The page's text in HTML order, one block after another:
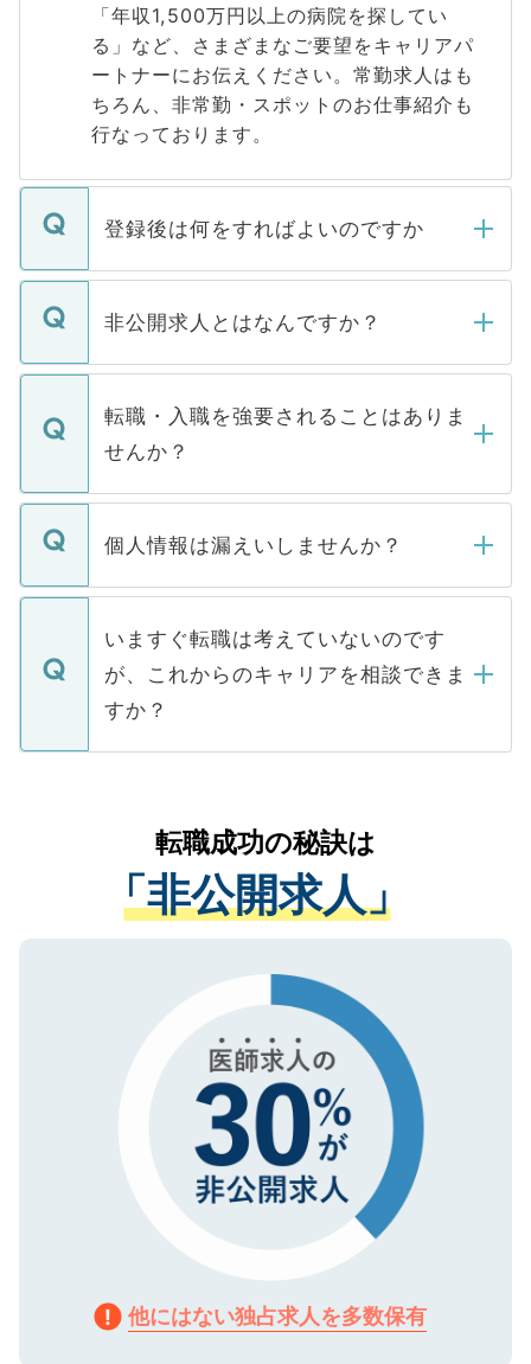
「年収1,500万円以上の病院を探してい
る」など、さまざまなご要望をキャリアパ
ートナーにお伝えください。常勤求人はも
ちろん、非常勤・スポットのお仕事紹介も
行なっております。
登録後は何をすればよいのですか
ご登録いただきましたら、弊社担当者がご
登録内容を確認し、その後メールもしくは
ます。通常、5営業日以内にはご連絡をせて
いただきますので、しばらくお待ちくださ
非公開求人とはなんですか？
マイナビDOCTORで取り扱っている求人の
うち約3割は、Webサイトからご覧いただ
けない「非公開求人」です。非公開求人は
下記の理由によって、一般には公開してい
ません。
■応募殺到を避けるため 人気のある医療機
関を公にしてしまうと、応募が殺到する場
に、医療機関が求める条件に合った人材の
みを人材紹介会社に依頼するケースが増え
ています。
転職・入職を強要されることはありま
せんか？
転職・入職を強要することは一切ありませ
ん。また、仮に応募先から内定をいただい
定を承諾する必要はありません。内定先へ
の辞退の連絡はキャリアパートナーが行い
個人情報は漏えいしませんか？
個人情報が漏えいすることはありませんの
で、ご安心ください。当サイトからの登録
などで収集したご登録者様の個人情報は、
ご本人のキャリアアップおよび転職活動の
支援を目的に使用いたします。お預かりし
ているすべての個人データはご本人の許可
は、個人情報の取り扱いについての厳密な
管理基準を満たした事業者のみに付与され
る、プライバシーマークを取得済みです。
で、機密保持に関してもご安心ください。
いますぐ転職は考えていないのです
が、これからのキャリアを相談できま
すか？
かがいして、現在の医療機関の状況や紹介
経験をまじえながら、適切なアドバイスを
させていただきます。すぐにご転職をされ
ない方には、長期的なサポートが可能です
ので、まずはご登録ください。
転職成功の秘訣は
「非公開求人」
他にはない独占求人を多数保有